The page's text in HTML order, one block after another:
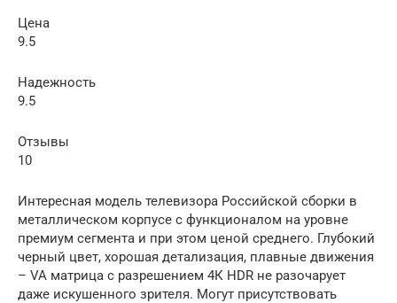
Цена
9.5
Надежность
9.5
Отзывы
10
Интересная модель телевизора Российской сборки в
металлическом корпусе с функционалом на уровне
премиум сегмента и при этом ценой среднего. Глубокий
черный цвет, хорошая детализация, плавные движения
– VA матрица с разрешением 4К HDR не разочарует
даже искушенного зрителя. Могут присутствовать